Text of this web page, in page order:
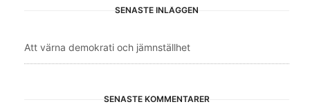
SENASTE INLÄGGEN
Att värna demokrati och jämnställhet
SENASTE KOMMENTARER